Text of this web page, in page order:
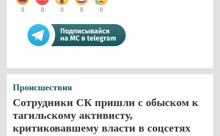
0 0 0 0 0
Происшествия
Сотрудники СК пришли с обыском к
тагильскому активисту,
критиковавшему власти в соцсетях